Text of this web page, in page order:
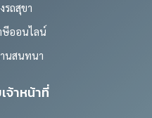
รถสุขา
ษีออนไลน์
นสนทนา
จ้าหน้าที่